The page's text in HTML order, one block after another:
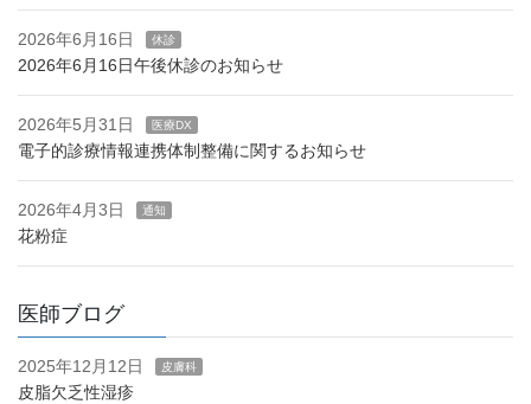
2026年6月16日 休診
2026年6月16日午後休診のお知らせ
2026年5月31日 医療DX
電子的診療情報連携体制整備に関するお知らせ
2026年4月3日 通知
花粉症
医師ブログ
2025年12月12日 皮膚科
皮脂欠乏性湿疹